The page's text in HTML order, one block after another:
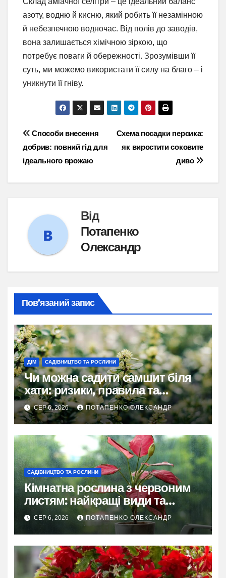
азоту, водню й кисню, який робить її незамінною
й небезпечною водночас. Від полів до заводів,
вона залишається хімічною зіркою, що
потребує поваги й обережності. Зрозумівши її
суть, ми можемо використати її силу на благо – і
уникнути її гніву.
Навігація
записів
Схема посадки персика:
як виростити соковите
диво
Способи внесення
добрив: повний гід для
ідеального врожаю
Від
Потапенко
Олександр
Пов’язаний запис
ДІМ САДІВНИЦТВО ТА РОСЛИНИ
Чи можна садити самшит біля
хати: ризики, правила та
практичні рішення
СЕР 6, 2026 ПОТАПЕНКО ОЛЕКСАНДР
САДІВНИЦТВО ТА РОСЛИНИ
Кімнатна рослина з червоним
листям: найкращі види та
секрети догляду
СЕР 6, 2026 ПОТАПЕНКО ОЛЕКСАНДР